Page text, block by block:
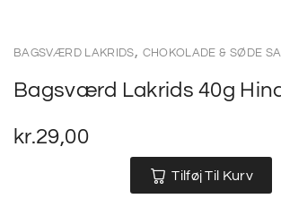
BAGSVÆRD LAKRIDS, CHOKOLADE & SØDE
Bagsværd Lakrids 40g
kr.29,00
Tilføj Til Kurv